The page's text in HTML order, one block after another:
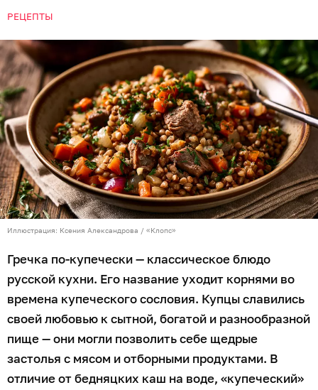
РЕЦЕПТЫ
Иллюстрация: Ксения Александрова / «Клопс»
Гречка по-купечески — классическое блюдо
русской кухни. Его название уходит корнями во
времена купеческого сословия. Купцы славились
своей любовью к сытной, богатой и разнообразной
пище — они могли позволить себе щедрые
застолья с мясом и отборными продуктами. В
отличие от бедняцких каш на воде, «купеческий»